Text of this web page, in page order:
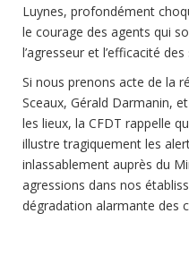
Luynes, profondément
le courage des agents qui
l’agresseur et l’efficacité
Si nous prenons acte de la
Sceaux, Gérald Darmanin,
les lieux, la CFDT rappelle
illustre tragiquement les
inlassablement auprès du
agressions dans nos
dégradation alarmante des